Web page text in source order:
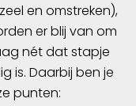
en omstreken),
er blij van om
nét dat stapje
is. Daarbij ben je
punten: